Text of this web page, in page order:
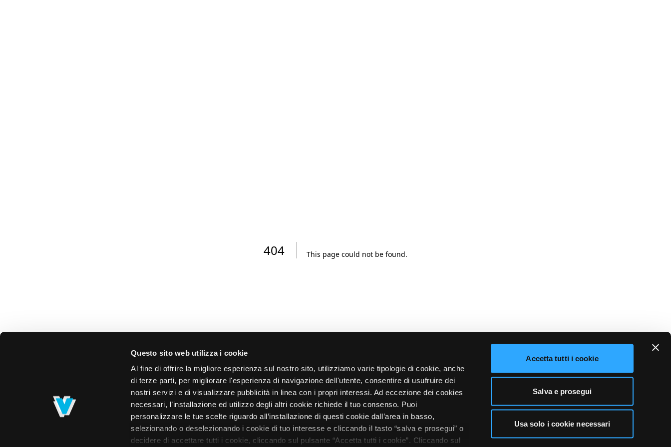
Questo sito web utilizza i cookie
Al fine di offrire la migliore esperienza sul nostro sito, utilizziamo varie tipologie di cookie, anche
di terze parti, per migliorare l'esperienza di navigazione dell'utente, consentire di usufruire dei
nostri servizi e di visualizzare pubblicità in linea con i propri interessi. Ad eccezione dei cookies
necessari, l’installazione ed utilizzo degli altri cookie richiede il tuo consenso. Puoi
personalizzare le tue scelte riguardo all’installazione di questi cookie dall’area in basso,
selezionando o deselezionando i cookie di tuo interesse e cliccando il tasto “salva e prosegui” o
decidere di accettare tutti i cookie, cliccando sul pulsante “Accetta tutti i cookie”. Cliccando sul
Accetta tutti i cookie
Salva e prosegui
Usa solo i cookie necessari
404 This page could not be found.